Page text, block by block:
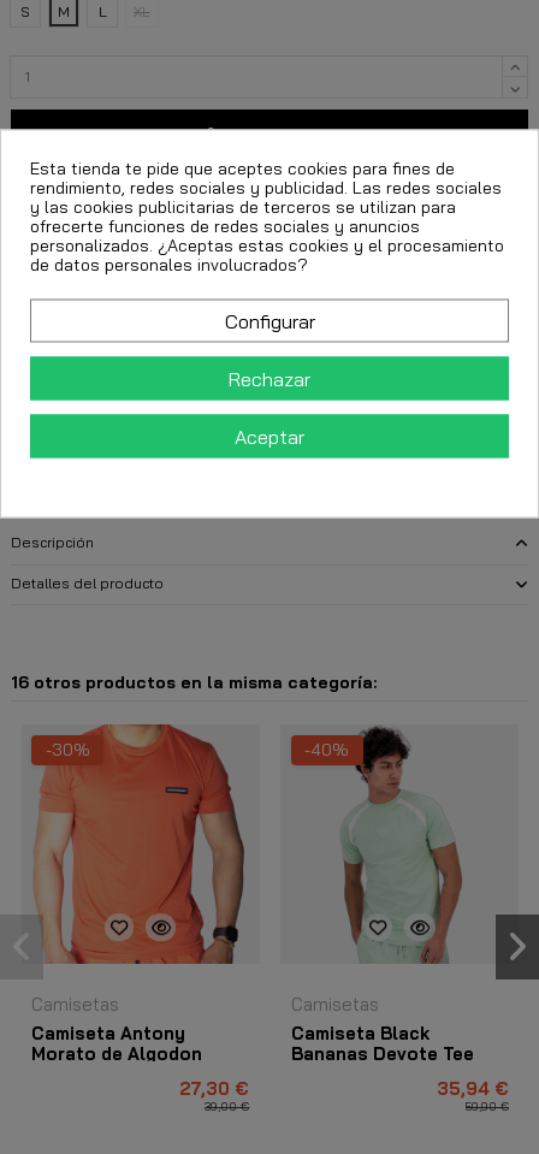
S
M L XL
Añadir al carrito
FECHA ESTIMADA DE ENTREGA:
CttExpress 24/48h -Miércoles 12 Agosto, 2026
Descripción
Detalles del producto
16 otros productos en la misma categoría:
-30%
Camisetas
Camiseta Antony
Morato de Algodon
27,30 €
39,00 €
-40%
Camisetas
Camiseta Black
Bananas Devote Tee
35,94 €
59,90 €
Esta tienda te pide que aceptes cookies para fines de
rendimiento, redes sociales y publicidad. Las redes sociales
y las cookies publicitarias de terceros se utilizan para
ofrecerte funciones de redes sociales y anuncios
personalizados. ¿Aceptas estas cookies y el procesamiento
de datos personales involucrados?
Configurar
Rechazar
Aceptar